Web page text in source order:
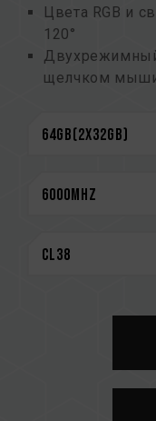
Цвета RGB и
120°
щелчком
Интегральные
эффективное
работы системы
надежной
Оснащен
RGB IC,